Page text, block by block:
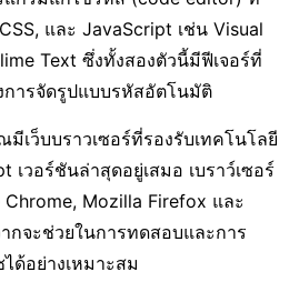
และ JavaScript เช่น Visual
Text ซึ่งทั้งสองตัวนี้มีฟีเจอร์ที่
ารจัดรูปแบบรหัสอัตโนมัติ
เว็บบราวเซอร์ที่รองรับเทคโนโลยี
เวอร์ชันล่าสุดอยู่เสมอ เบราว์เซอร์
Mozilla Firefox และ
กจะช่วยในการทดสอบและการ
ด้อย่างเหมาะสม